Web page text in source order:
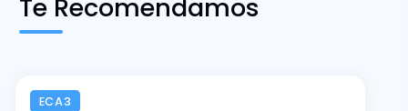
Te Recomendamos
ECA3